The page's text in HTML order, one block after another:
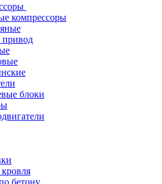
компрессоры
блоки
бетону